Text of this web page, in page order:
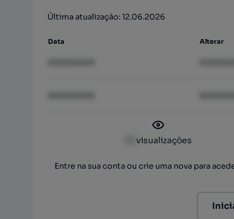
Última atualização: 12.06.2026
Data Alterar
visualizações
Entre na sua conta ou crie uma nova para